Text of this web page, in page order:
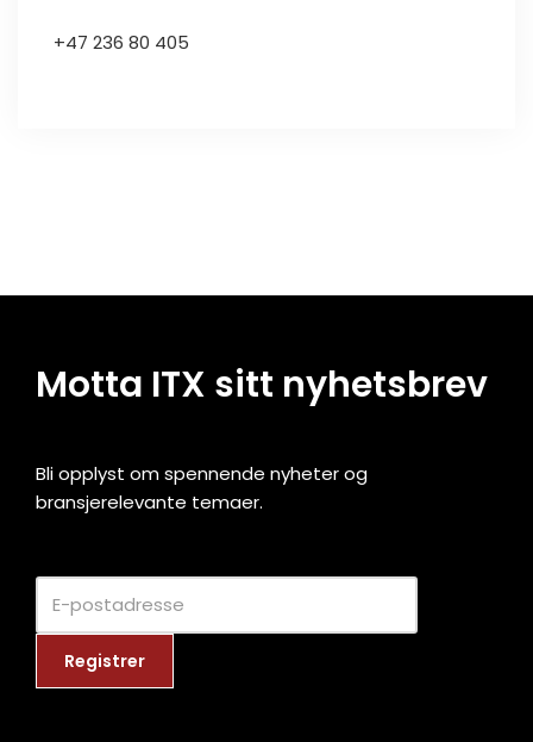
+47 236 80 405
Motta ITX sitt nyhetsbrev
Bli opplyst om spennende nyheter og
bransjerelevante temaer.